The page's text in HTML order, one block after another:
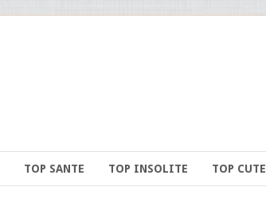
TOP SANTE TOP INSOLITE TOP CUTE